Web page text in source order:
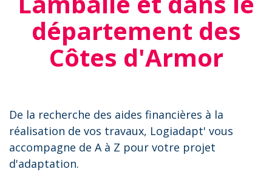
département des
Côtes d'Armor
De la recherche des aides financières à la
réalisation de vos travaux, Logiadapt' vous
accompagne de A à Z pour votre projet
d'adaptation.